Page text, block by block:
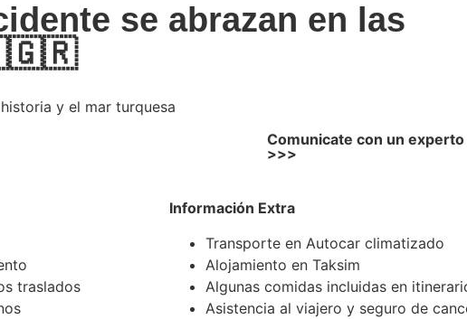
se abrazan en las
y el mar turquesa
Comunicate con un experto
>>>
traslados
Información Extra
Transporte en Autocar climatizado
Alojamiento en Taksim
Algunas comidas incluidas en
Asistencia al viajero y seguro de